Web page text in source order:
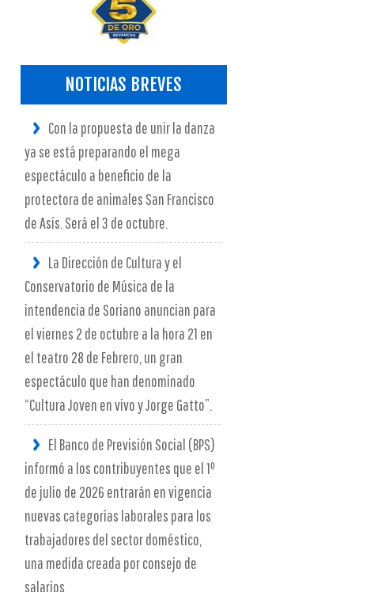
NOTICIAS BREVES
Con la propuesta de unir la danza
ya se está preparando el mega
espectáculo a beneficio de la
protectora de animales San Francisco
de Asís. Será el 3 de octubre.
La Dirección de Cultura y el
Conservatorio de Música de la
intendencia de Soriano anuncian para
el viernes 2 de octubre a la hora 21 en
el teatro 28 de Febrero, un gran
espectáculo que han denominado
“Cultura Joven en vivo y Jorge Gatto”.
El Banco de Previsión Social (BPS)
informó a los contribuyentes que el 1º
de julio de 2026 entrarán en vigencia
nuevas categorías laborales para los
trabajadores del sector doméstico,
una medida creada por consejo de
salarios.